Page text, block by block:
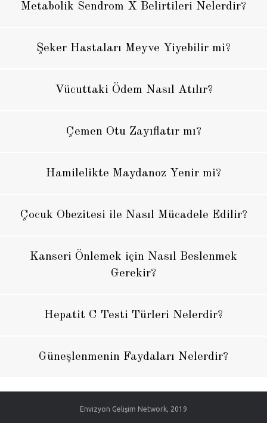
Metabolik Sendrom X Belirtileri Nelerdir?
Şeker Hastaları Meyve Yiyebilir mi?
Vücuttaki Ödem Nasıl Atılır?
Çemen Otu Zayıflatır mı?
Hamilelikte Maydanoz Yenir mi?
Çocuk Obezitesi ile Nasıl Mücadele Edilir?
Kanseri Önlemek için Nasıl Beslenmek
Gerekir?
Hepatit C Testi Türleri Nelerdir?
Güneşlenmenin Faydaları Nelerdir?
Envizyon Gelişim Network, 2019